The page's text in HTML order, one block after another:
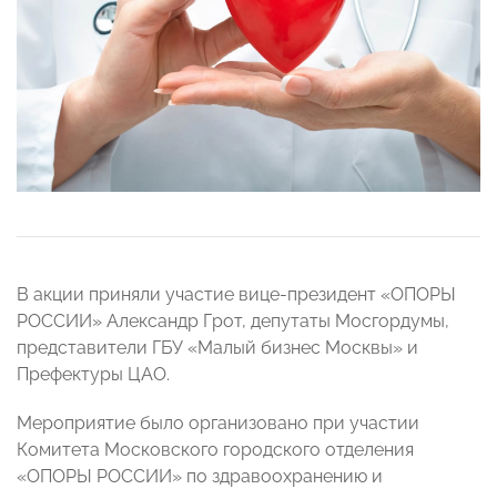
В акции приняли участие вице-президент «ОПОРЫ
РОССИИ» Александр Грот, депутаты Мосгордумы,
представители ГБУ «Малый бизнес Москвы» и
Префектуры ЦАО.
Мероприятие было организовано при участии
Комитета Московского городского отделения
«ОПОРЫ РОССИИ» по здравоохранению и